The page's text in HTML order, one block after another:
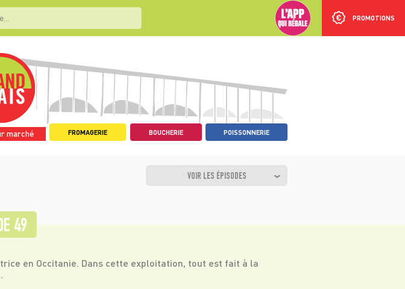
PROMOTIONS
marché FROMAGERIE BOUCHERIE POISSONNERIE
VOIR LES ÉPISODES
49
en Occitanie. Dans cette exploitation, tout est fait à la